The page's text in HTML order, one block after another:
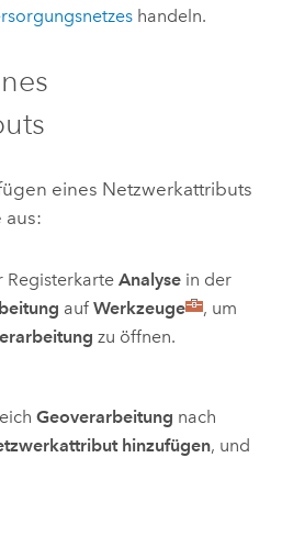
handeln.
eines Netzwerkattributs
aus:
Registerkarte Analysein der
auf Werkzeuge
, um
zu öffnen.
Geoverarbeitung nach
hinzufügen, und